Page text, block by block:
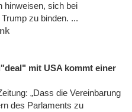
hinweisen, sich bei
zu binden. ...
mit USA kommt einer
„Dass die Vereinbarung
des Parlaments zu